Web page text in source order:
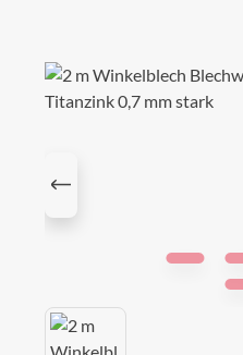
Bildergalerie überspringen